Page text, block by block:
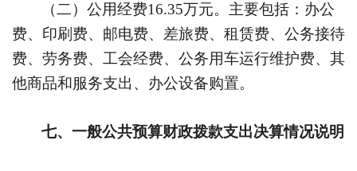
（二）公用经费16.35万元。主要包括：办公
费、印刷费、邮电费、差旅费、租赁费、公务接待
费、劳务费、工会经费、公务用车运行维护费、其
他商品和服务支出、办公设备购置。
七、一般公共预算财政拨款支出决算情况说明